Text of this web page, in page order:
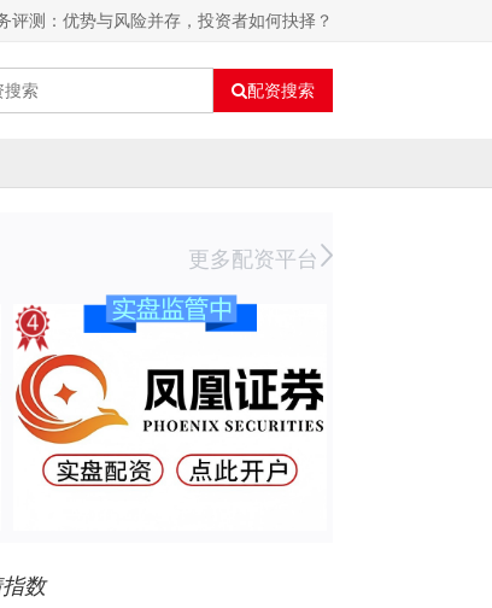
评测：优势与风险并存，投资者如何抉择？
配资搜索
更多配资平台
数